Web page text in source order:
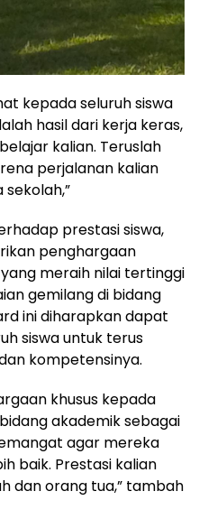
kepada seluruh siswa
hasil dari kerja keras,
kalian. Teruslah
perjalanan kalian
sekolah,”
prestasi siswa,
penghargaan
meraih nilai tertinggi
gemilang di bidang
ini diharapkan dapat
siswa untuk terus
kompetensinya.
khusus kepada
akademik sebagai
agar mereka
baik. Prestasi kalian
dan orang tua,” tambah